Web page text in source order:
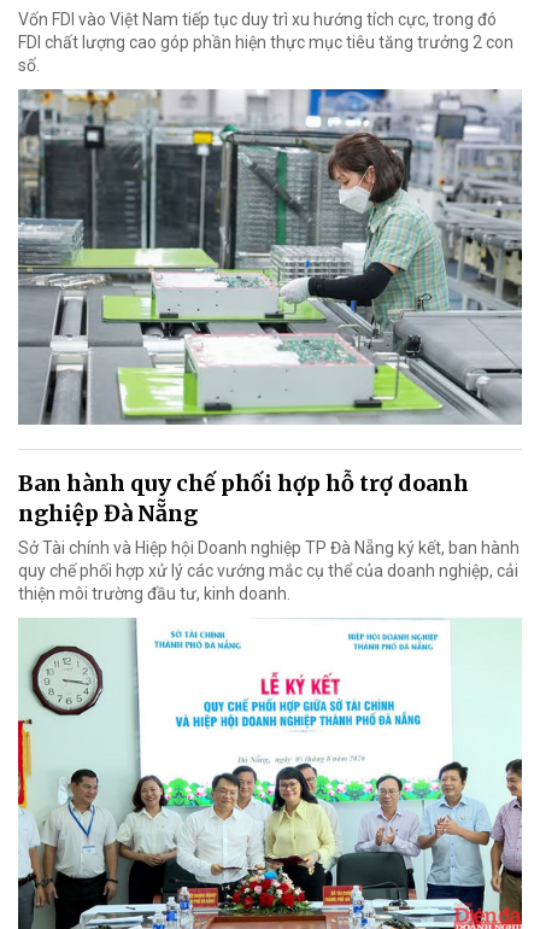
Vốn FDI vào Việt Nam tiếp tục duy trì xu hướng tích cực, trong đó
FDI chất lượng cao góp phần hiện thực mục tiêu tăng trưởng 2 con
số.
Ban hành quy chế phối hợp hỗ trợ doanh
nghiệp Đà Nẵng
Sở Tài chính và Hiệp hội Doanh nghiệp TP Đà Nẵng ký kết, ban hành
quy chế phối hợp xử lý các vướng mắc cụ thể của doanh nghiệp, cải
thiện môi trường đầu tư, kinh doanh.